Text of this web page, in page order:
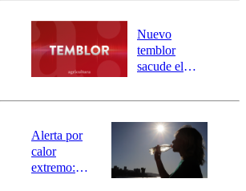
río Damas:
activa
mensajería
SAE
Nuevo
temblor
sacude el
revisa la
epicentro
Alerta por
calor
extremo: